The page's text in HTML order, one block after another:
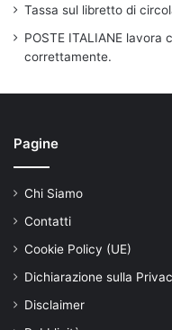
Tassa sul libretto di
POSTE ITALIANE
correttamente.
Pagine
Chi Siamo
Contatti
Cookie Policy (UE)
Dichiarazione sulla
Disclaimer